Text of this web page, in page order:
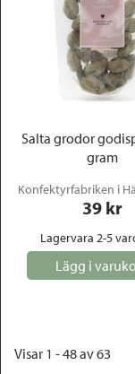
Salta grodor
gram
Konfektyrfabriken i
39 kr
Lagervara 2-5
Lägg i
Visar 1 - 48 av 63